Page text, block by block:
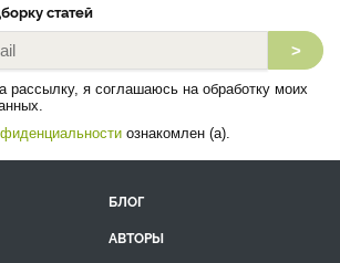
статей
>
рассылку, я соглашаюсь на обработку моих
ознакомлен (а).
БЛОГ
АВТОРЫ